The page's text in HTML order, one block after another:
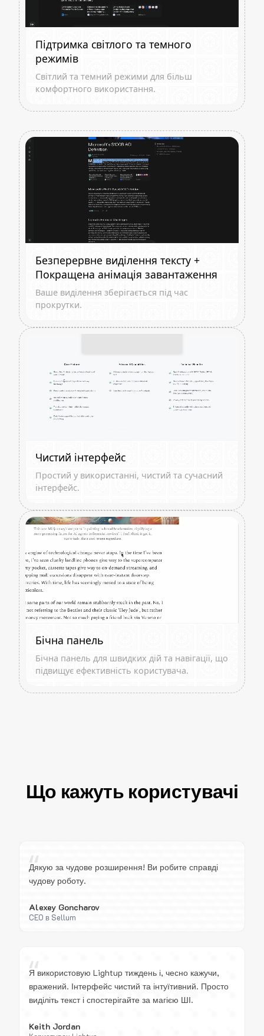
Підтримка світлого та темного
режимів
Світлий та темний режими для більш
комфортного використання.
Безперервне виділення тексту +
Покращена анімація завантаження
Ваше виділення зберігається під час
прокрутки.
Чистий інтерфейс
Простий у використанні, чистий та сучасний
інтерфейс.
Бічна панель
Бічна панель для швидких дій та навігації, що
підвищує ефективність користувача.
Що кажуть користувачі
“
Дякую за чудове розширення! Ви робите справді
чудову роботу.
Alexey Goncharov
CEO в Sellum
“
Я використовую Lightup тиждень і, чесно кажучи,
вражений. Інтерфейс чистий та інтуїтивний. Просто
виділіть текст і спостерігайте за магією ШІ.
Keith Jordan